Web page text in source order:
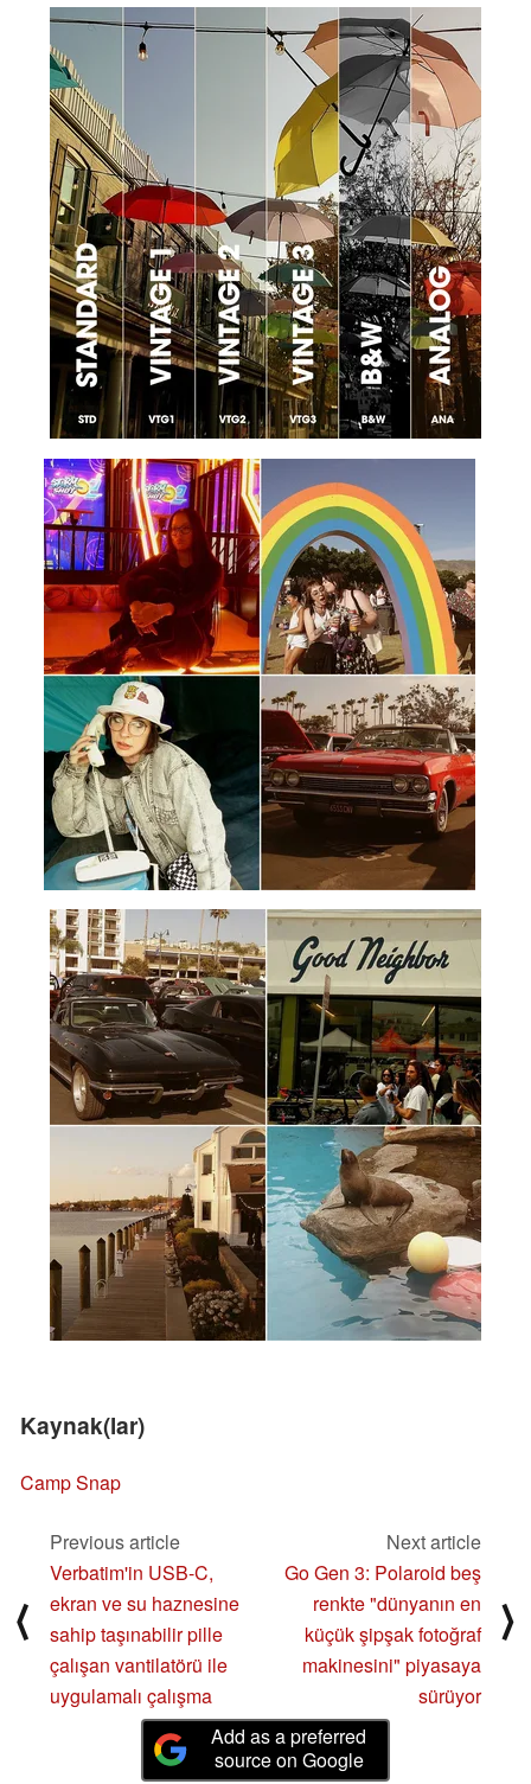
Kaynak(lar)
Camp Snap
⟨
Previous article
Verbatim'in USB-C,
ekran ve su haznesine
sahip taşınabilir pille
çalışan vantilatörü ile
uygulamalı çalışma
Next article
Go Gen 3: Polaroid beş
renkte "dünyanın en
küçük şipşak fotoğraf
makinesini" piyasaya
sürüyor
⟩
Add as a preferred
source on Google